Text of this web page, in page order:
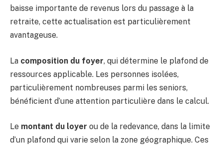
baisse importante de revenus lors du passage à la
retraite, cette actualisation est particulièrement
avantageuse.
La composition du foyer, qui détermine le plafond de
ressources applicable. Les personnes isolées,
particulièrement nombreuses parmi les seniors,
bénéficient d’une attention particulière dans le calcul.
Le montant du loyer ou de la redevance, dans la limite
d’un plafond qui varie selon la zone géographique. Ces